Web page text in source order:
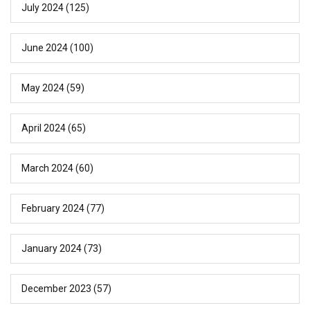
July 2024(125)
June 2024(100)
May 2024(59)
April 2024(65)
March 2024(60)
February 2024(77)
January 2024(73)
December 2023 (57)